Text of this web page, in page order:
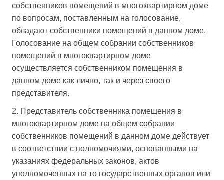
собственников помещений в многоквартирном доме
по вопросам, поставленным на голосование,
обладают собственники помещений в данном доме.
Голосование на общем собрании собственников
помещений в многоквартирном доме
осуществляется собственником помещения в
данном доме как лично, так и через своего
представителя.
2. Представитель собственника помещения в
многоквартирном доме на общем собрании
собственников помещений в данном доме действует
в соответствии с полномочиями, основанными на
указаниях федеральных законов, актов
уполномоченных на то государственных органов или